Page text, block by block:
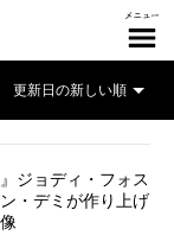
ジョディ・フォス
・デミが作り上げ